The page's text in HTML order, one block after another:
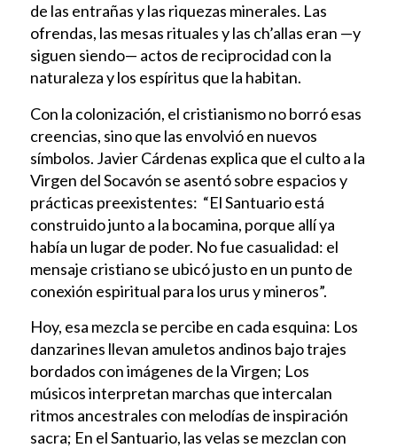
de las entrañas y las riquezas minerales. Las
ofrendas, las mesas rituales y las ch’allas eran —y
siguen siendo— actos de reciprocidad con la
naturaleza y los espíritus que la habitan.
Con la colonización, el cristianismo no borró esas
creencias, sino que las envolvió en nuevos
símbolos. Javier Cárdenas explica que el culto a la
Virgen del Socavón se asentó sobre espacios y
prácticas preexistentes: “El Santuario está
construido junto a la bocamina, porque allí ya
había un lugar de poder. No fue casualidad: el
mensaje cristiano se ubicó justo en un punto de
conexión espiritual para los urus y mineros”.
Hoy, esa mezcla se percibe en cada esquina: Los
danzarines llevan amuletos andinos bajo trajes
bordados con imágenes de la Virgen; Los
músicos interpretan marchas que intercalan
ritmos ancestrales con melodías de inspiración
sacra; En el Santuario, las velas se mezclan con